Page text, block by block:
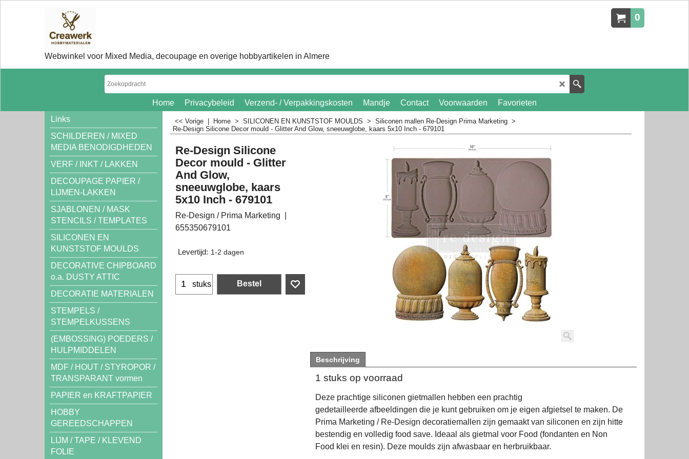
0
Webwinkel voor Mixed Media, decoupage en overige hobbyartikelen in Almere
Home Privacybeleid Verzend- / Verpakkingskosten Mandje Contact Voorwaarden
Favorieten
Links
SCHILDEREN / MIXED
MEDIA BENODIGDHEDEN
VERF / INKT / LAKKEN
DECOUPAGE PAPIER /
LIJMEN-LAKKEN
SJABLONEN / MASK
STENCILS / TEMPLATES
SILICONEN EN
KUNSTSTOF MOULDS
DECORATIVE CHIPBOARD
o.a. DUSTY ATTIC
DECORATIE MATERIALEN
STEMPELS /
STEMPELKUSSENS
(EMBOSSING) POEDERS /
HULPMIDDELEN
MDF / HOUT / STYROPOR /
TRANSPARANT vormen
PAPIER en KRAFTPAPIER
HOBBY
GEREEDSCHAPPEN
LIJM / TAPE / KLEVEND
FOLIE
<< Vorige Home > SILICONEN EN KUNSTSTOF MOULDS > Siliconen mallen Re-Design Prima Marketing >
Re-Design Silicone Decor mould - Glitter And Glow, sneeuwglobe, kaars 5x10 Inch - 679101
Re-Design Silicone
Decor mould - Glitter
And Glow,
sneeuwglobe, kaars
5x10 Inch - 679101
Re-Design / Prima Marketing
655350679101
Levertijd: 1-2 dagen
stuks Bestel
Beschrijving
1 stuks op voorraad
Deze prachtige siliconen gietmallen hebben een prachtig
gedetailleerde afbeeldingen die je kunt gebruiken om je eigen afgietsel te maken. De
Prima Marketing / Re-Design decoratiemallen zijn gemaakt van siliconen en zijn hitte
bestendig en volledig food save. Ideaal als gietmal voor Food (fondanten en Non
Food klei en resin). Deze moulds zijn afwasbaar en herbruikbaar.